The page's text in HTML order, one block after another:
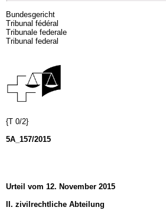
Bundesgericht
Tribunal fédéral
Tribunale federale
Tribunal federal
{T 0/2}
5A_157/2015
Urteil vom 12. November 2015
II. zivilrechtliche Abteilung